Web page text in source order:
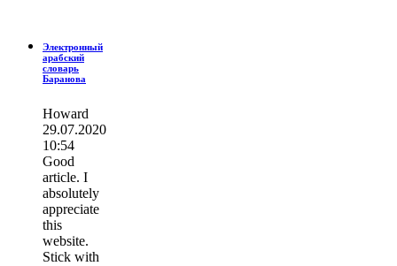
Электронный
арабский
словарь
Баранова
Howard
29.07.2020
10:54
Good
article. I
absolutely
appreciate
this
website.
Stick with